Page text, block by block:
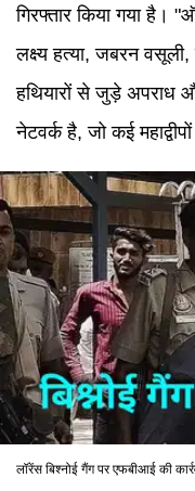
गिरफ्तार किया गया है।
लक्ष्य हत्या, जबरन
हथियारों से जुड़े अपराध
नेटवर्क है, जो कई
लॉरेंस बिश्नोई गैंग पर एफबीआई की